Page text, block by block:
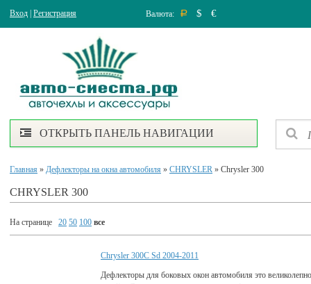
Вход Регистрация Валюта: Р $ €
ОТКРЫТЬ ПАНЕЛЬ НАВИГАЦИИ
Главная » Дефлекторы на окна автомобиля » CHRYSLER » Chrysler 300
CHRYSLER 300
На странице 20 50 100 все
Chrysler 300C Sd 2004-2011
Дефлекторы для боковых окон автомобиля это